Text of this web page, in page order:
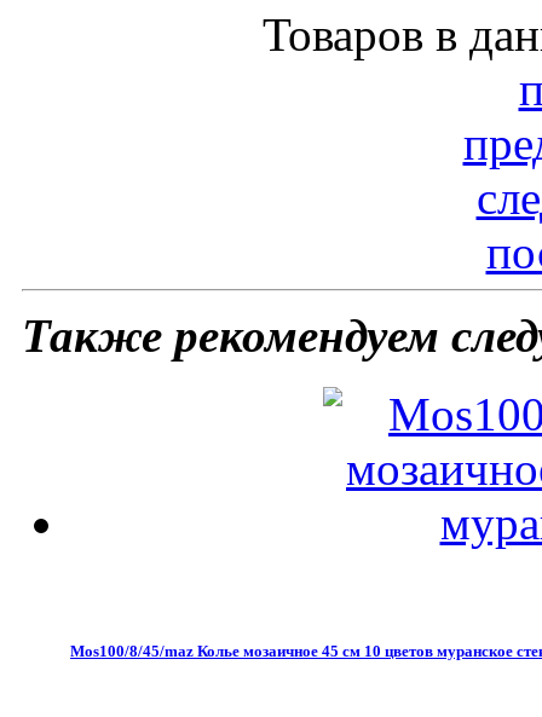
Товаров в
Также рекомендуем
Mos100/8/45/maz Колье мозаичное 45 см 10 цветов муранское